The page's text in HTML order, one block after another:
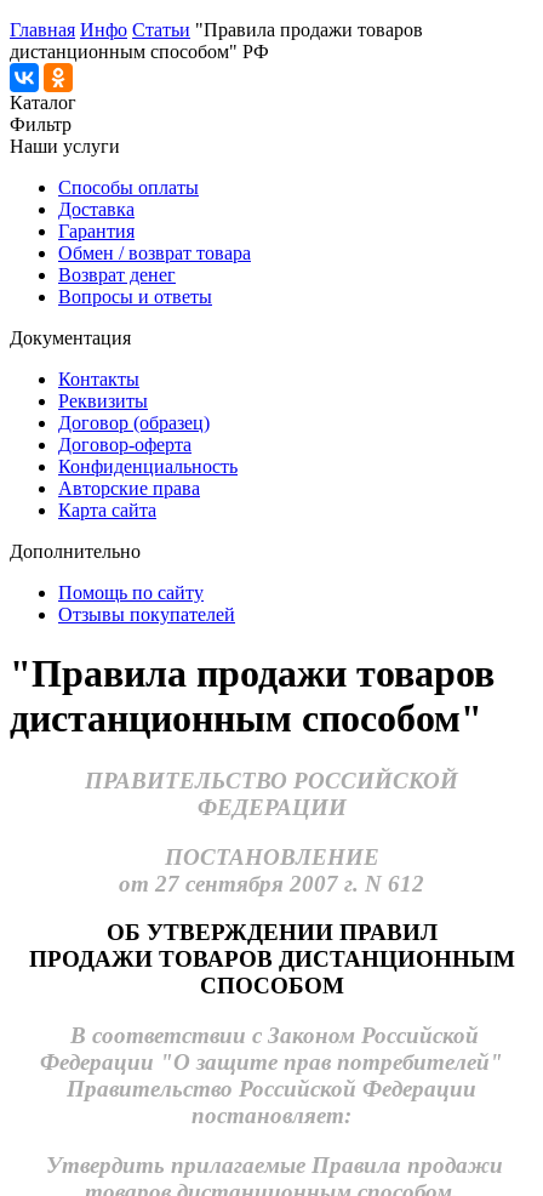
Главная Инфо Статьи "Правила продажи товаров
дистанционным способом" РФ
Каталог
Фильтр
Наши услуги
Способы оплаты
Доставка
Гарантия
Обмен / возврат товара
Возврат денег
Вопросы и ответы
Документация
Контакты
Реквизиты
Договор (образец)
Договор-оферта
Конфиденциальность
Авторские права
Карта сайта
Дополнительно
Помощь по сайту
Отзывы покупателей
"Правила продажи товаров
дистанционным способом"
ПРАВИТЕЛЬСТВО РОССИЙСКОЙ
ФЕДЕРАЦИИ
ПОСТАНОВЛЕНИЕ
от 27 сентября 2007 г. N 612
ОБ УТВЕРЖДЕНИИ ПРАВИЛ
ПРОДАЖИ ТОВАРОВ ДИСТАНЦИОННЫМ
СПОСОБОМ
В соответствии с Законом Российской
Федерации "О защите прав потребителей"
Правительство Российской Федерации
постановляет:
Утвердить прилагаемые Правила продажи